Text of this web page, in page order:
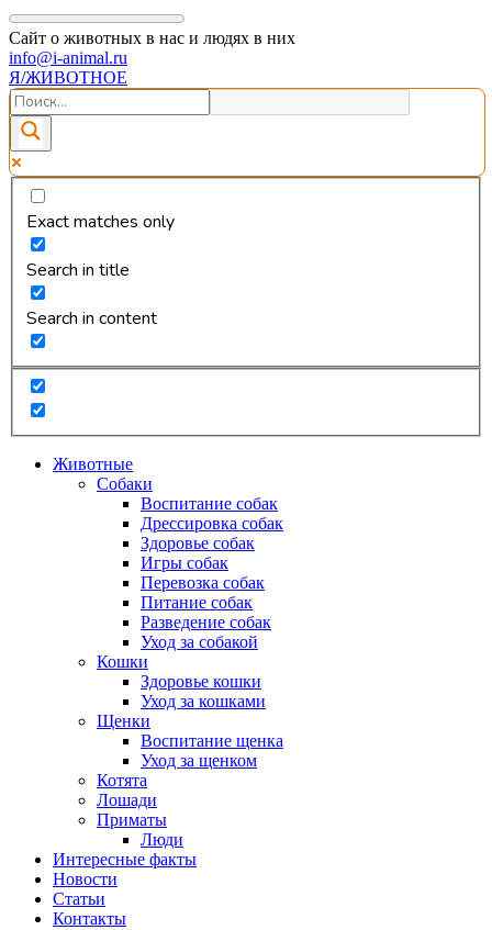
Сайт о животных в нас и людях в них
info@i-animal.ru
Я/ЖИВОТНОЕ
Exact matches only
Search in title
Search in content
Животные
Собаки
Воспитание собак
Дрессировка собак
Здоровье собак
Игры собак
Перевозка собак
Питание собак
Разведение собак
Уход за собакой
Кошки
Здоровье кошки
Уход за кошками
Щенки
Воспитание щенка
Уход за щенком
Котята
Лошади
Приматы
Люди
Интересные факты
Новости
Статьи
Контакты